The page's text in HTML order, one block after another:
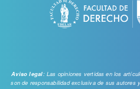
Aviso legal: Las opiniones vertidas en los
son de responsabilidad exclusiva de sus autores